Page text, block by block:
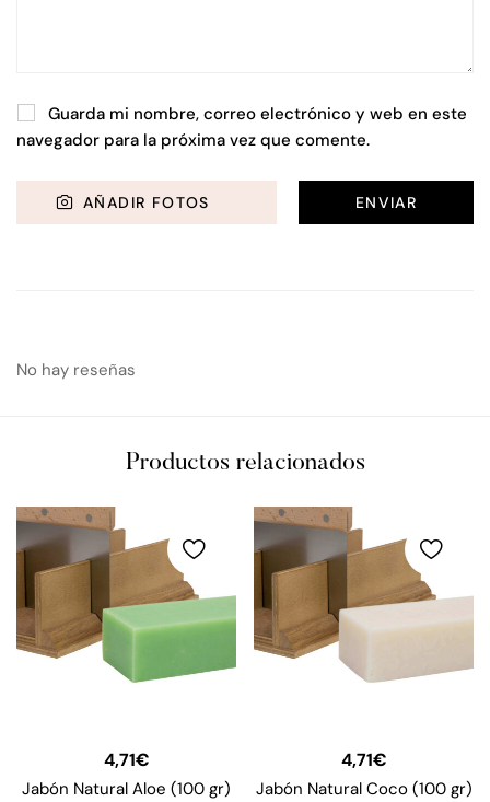
Guarda mi nombre, correo electrónico y web en este
navegador para la próxima vez que comente.
AÑADIR FOTOS
No hay reseñas
Productos relacionados
4,71€
Jabón Natural Aloe (100 gr)
4,71€
Jabón Natural Coco (100 gr)